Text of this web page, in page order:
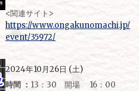
<関連サイト>
https://www.ongakunomachi.jp/
event/35972/
2024年10月26日 (土)
時間 ： 13：30 開場 16：00